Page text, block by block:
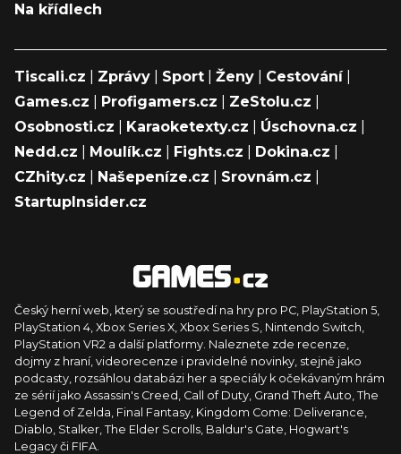
Na křídlech
Tiscali.cz Zprávy Sport Ženy Cestování|
Games.cz
Profigamers.cz ZeStolu.cz
Osobnosti.cz
Karaoketexty.cz Úschovna.cz
Nedd.cz
Moulík.cz Fights.cz Dokina.cz
CZhity.cz
Našepeníze.cz Srovnám.cz
StartupInsider.cz
Český herní web, který se soustředí na hry pro PC, PlayStation 5,
PlayStation 4, Xbox Series X, Xbox Series S, Nintendo Switch,
PlayStation VR2 a další platformy. Naleznete zde recenze,
dojmy z hraní, videorecenze i pravidelné novinky, stejně jako
podcasty, rozsáhlou databázi her a speciály k očekávaným hrám
ze sérií jako Assassin's Creed, Call of Duty, Grand Theft Auto, The
Legend of Zelda, Final Fantasy, Kingdom Come: Deliverance,
Diablo, Stalker, The Elder Scrolls, Baldur's Gate, Hogwart's
Legacy či FIFA.